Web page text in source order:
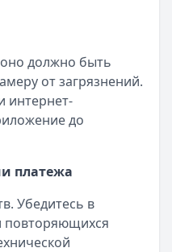
должно быть
от загрязнений.
интернет-
до
платежа
Убедитесь в
повторяющихся